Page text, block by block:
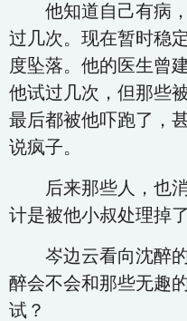
他知道自己有病，
过几次。现在暂时稳
度坠落。他的医生曾
他试过几次，但那些
最后都被他吓跑了，
说疯子。
后来那些人，也消
计是被他小叔处理掉了
岑边云看向沈醉的
醉会不会和那些无趣
试？